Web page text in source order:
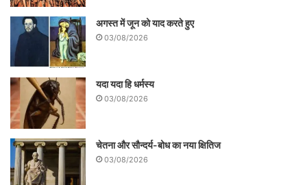
अगस्त में जून को याद करते हुए
03/08/2026
यदा यदा हि धर्मस्य
03/08/2026
चेतना और सौन्दर्य-बोध का नया क्षितिज
03/08/2026